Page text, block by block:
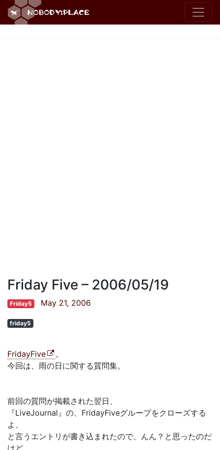
Friday Five – 2006/05/19
Friday5 May 21, 2006
friday5
FridayFive
。
今回は、雨の日に関する質問集。
前回の質問が掲載された翌日、
『LiveJournal』の、FridayFiveグループをクローズする
よ、
と言うエントリが書き込まれたので、んん？と思ったのだ
けど、